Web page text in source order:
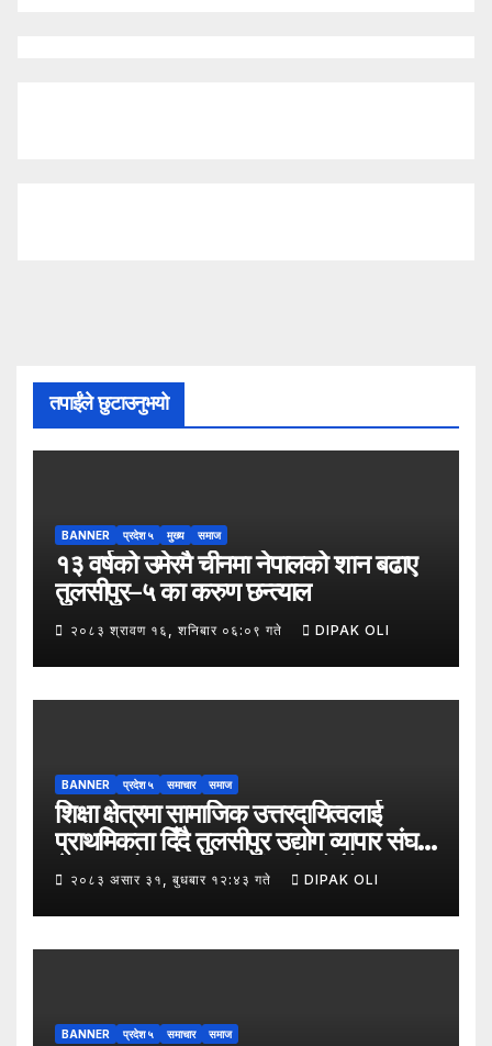
तपाईंले छुटाउनुभयो
BANNER प्रदेश ५ मुख्य समाज
१३ वर्षको उमेरमै चीनमा नेपालको शान बढाए
तुलसीपुर–५ का करुण छन्त्याल
२०८३ श्रावण १६, शनिबार ०६:०९ गते DIPAK OLI
BANNER प्रदेश ५ समाचार समाज
शिक्षा क्षेत्रमा सामाजिक उत्तरदायित्वलाई
प्राथमिकता दिँदै तुलसीपुर उद्योग व्यापार संघले
नेपाल उद्योग व्यापार महासंघको पाँचौँ स्थापना
दिवसको अवसर पारेर तुलसीपुर
उपमहानगरपालिका–५, गैरापातु स्थित श्री
जनश्रमिक आ बि विद्यालयका विद्यार्थीहरूलाई
२०८३ असार ३१, बुधबार १२:४३ गते DIPAK OLI
BANNER प्रदेश ५ समाचार समाज